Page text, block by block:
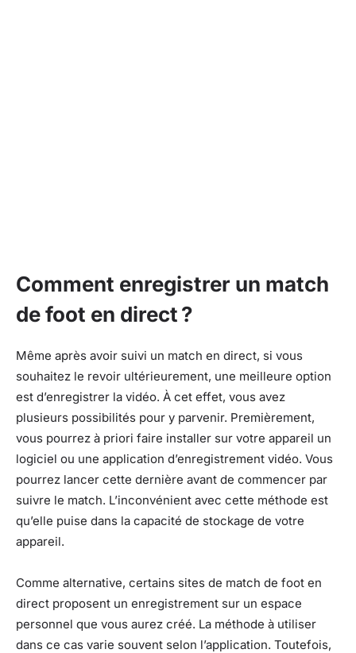
Comment enregistrer un match
de foot en direct ?
Même après avoir suivi un match en direct, si vous
souhaitez le revoir ultérieurement, une meilleure option
est d’enregistrer la vidéo. À cet effet, vous avez
plusieurs possibilités pour y parvenir. Premièrement,
vous pourrez à priori faire installer sur votre appareil un
logiciel ou une application d’enregistrement vidéo. Vous
pourrez lancer cette dernière avant de commencer par
suivre le match. L’inconvénient avec cette méthode est
qu’elle puise dans la capacité de stockage de votre
appareil.
Comme alternative, certains sites de match de foot en
direct proposent un enregistrement sur un espace
personnel que vous aurez créé. La méthode à utiliser
dans ce cas varie souvent selon l’application. Toutefois,